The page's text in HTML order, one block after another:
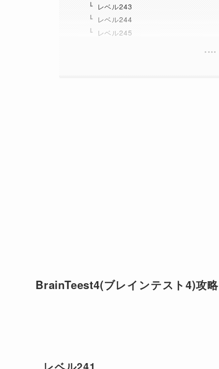
レベル243
レベル244
レベル245
BrainTeest4(ブレインテスト4)攻略